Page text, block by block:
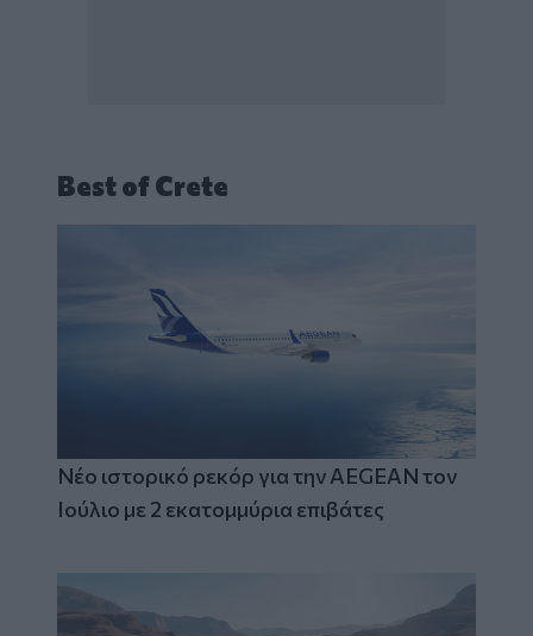
Best of Crete
Νέο ιστορικό ρεκόρ για την AEGEAN τον
Ιούλιο με 2 εκατομμύρια επιβάτες